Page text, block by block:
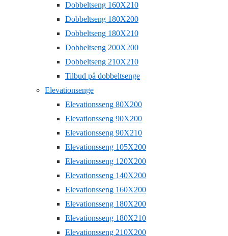
Dobbeltseng 160X210
Dobbeltseng 180X200
Dobbeltseng 180X210
Dobbeltseng 200X200
Dobbeltseng 210X210
Tilbud på dobbeltsenge
Elevationsenge
Elevationsseng 80X200
Elevationsseng 90X200
Elevationsseng 90X210
Elevationsseng 105X200
Elevationsseng 120X200
Elevationsseng 140X200
Elevationsseng 160X200
Elevationsseng 180X200
Elevationsseng 180X210
Elevationsseng 210X200